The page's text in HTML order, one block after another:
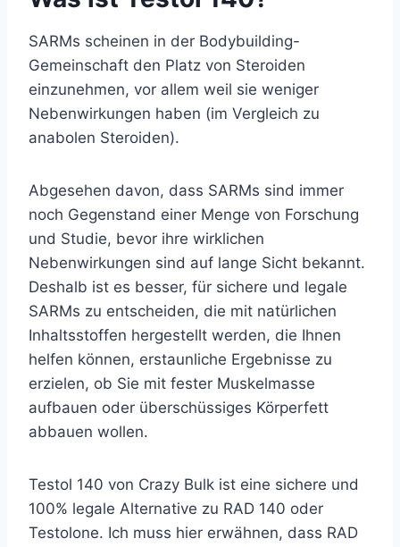
SARMs scheinen in der Bodybuilding-
Gemeinschaft den Platz von Steroiden
einzunehmen, vor allem weil sie weniger
Nebenwirkungen haben (im Vergleich zu
anabolen Steroiden).
Abgesehen davon, dass SARMs sind immer
noch Gegenstand einer Menge von Forschung
und Studie, bevor ihre wirklichen
Nebenwirkungen sind auf lange Sicht bekannt.
Deshalb ist es besser, für sichere und legale
SARMs zu entscheiden, die mit natürlichen
Inhaltsstoffen hergestellt werden, die Ihnen
helfen können, erstaunliche Ergebnisse zu
erzielen, ob Sie mit fester Muskelmasse
aufbauen oder überschüssiges Körperfett
abbauen wollen.
Testol 140 von Crazy Bulk ist eine sichere und
100% legale Alternative zu RAD 140 oder
Testolone. Ich muss hier erwähnen, dass RAD